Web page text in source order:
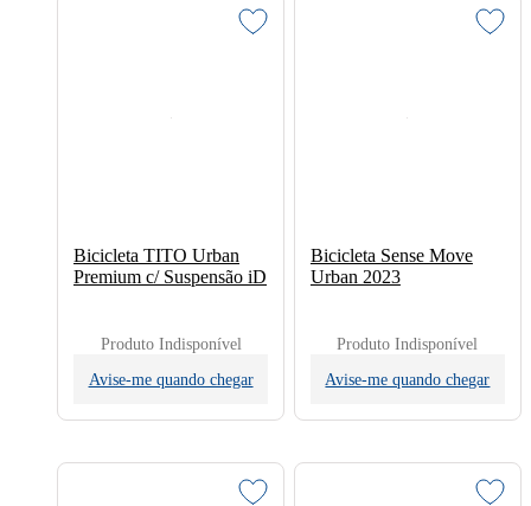
Bicicleta TITO Urban
Premium c/ Suspensão iD
Produto Indisponível
Avise-me quando chegar
Bicicleta Sense Move
Urban 2023
Produto Indisponível
Avise-me quando chegar